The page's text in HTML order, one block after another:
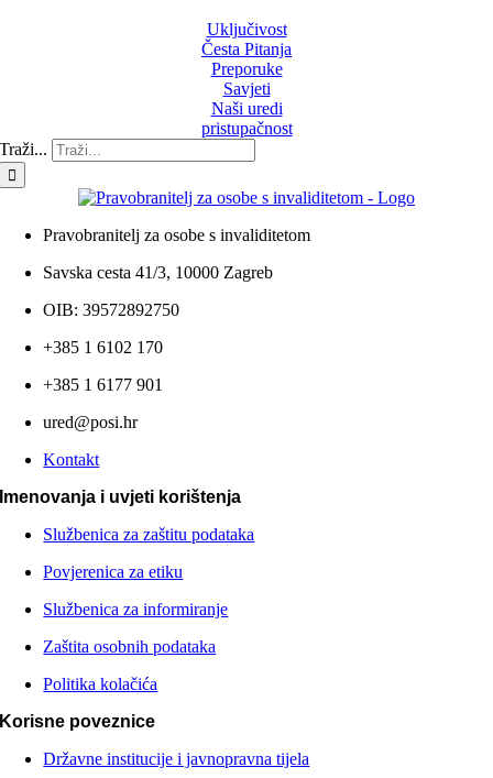
Uključivost
Česta Pitanja
Preporuke
Savjeti
Naši uredi
pristupačnost
Traži...
Pravobranitelj za osobe s invaliditetom
Savska cesta 41/3, 10000 Zagreb
OIB: 39572892750
+385 1 6102 170
+385 1 6177 901
ured@posi.hr
Kontakt
Imenovanja i uvjeti korištenja
Službenica za zaštitu podataka
Povjerenica za etiku
Službenica za informiranje
Zaštita osobnih podataka
Politika kolačića
Korisne poveznice
Državne institucije i javnopravna tijela